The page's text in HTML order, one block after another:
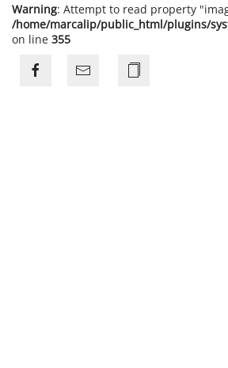
Warning: Attempt to read property
/home/marcalip/public_html/plugins/
on line 355